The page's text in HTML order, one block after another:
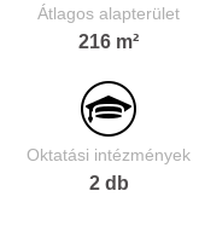
Átlagos alapterület
216 m²
Oktatási intézmények
2 db